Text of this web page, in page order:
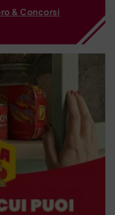
& Concorsi